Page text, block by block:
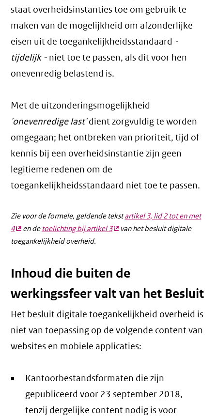
staat overheidsinstanties toe om gebruik te
maken van de mogelijkheid om afzonderlijke
eisen uit de toegankelijkheidsstandaard -
tijdelijk - niet toe te passen, als dit voor hen
onevenredig belastend is.
Met de uitzonderingsmogelijkheid
'onevenredige last'dient zorgvuldig te worden
omgegaan; het ontbreken van prioriteit, tijd of
kennis bij een overheidsinstantie zijn geen
legitieme redenen om de
toegankelijkheidsstandaard niet toe te passen.
Zie voor de formele, geldende tekstartikel 3, lid 2 tot en met
4(externe
link)
en de toelichting bij artikel 3(externe
van het besluit digitale
toegankelijkheid overheid.
Inhoud die buiten de
werkingssfeer valt van het Besluit
Het besluit digitale toegankelijkheid overheid is
niet van toepassing op de volgende content van
websites en mobiele applicaties:
Kantoorbestandsformaten die zijn
gepubliceerd voor 23 september 2018,
tenzij dergelijke content nodig is voor